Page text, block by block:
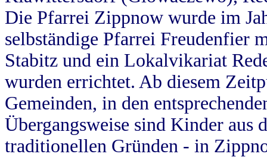
Die Pfarrei Zippnow wurde im
selbständige Pfarrei Freudenfier
Stabitz und ein Lokalvikariat
wurden errichtet. Ab diesem
Gemeinden, in den
Übergangsweise sind Kinder aus
traditionellen Gründen - in